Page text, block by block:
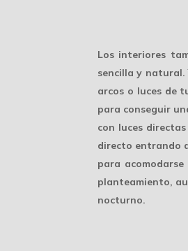
Los interiores
sencilla y natural
arcos o luces de
para conseguir
con luces
directo entrando
para
planteamiento,
nocturno.